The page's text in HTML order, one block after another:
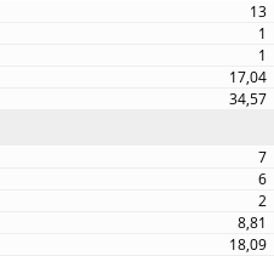
13
1
1
17,04
34,57
7
6
2
8,81
18,09